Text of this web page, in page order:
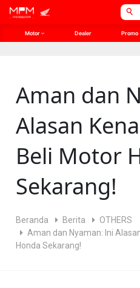
// Open Graph Meta SEO //
Motor Dealer Promo
Aman dan
Alasan
Beli Motor
Sekarang!
Beranda Berita
OTHERS
Aman dan Nyaman: Ini
Honda Sekarang!